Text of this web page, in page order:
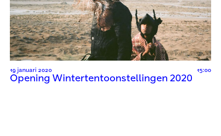
19 januari 2020 15:00
Opening Wintertentoonstellingen 2020